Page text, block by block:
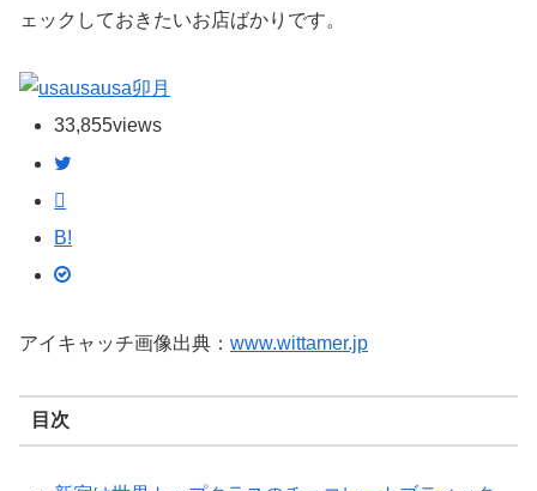
ェックしておきたいお店ばかりです。
卯月
33,855views
B!
アイキャッチ画像出典： www.wittamer.jp
目次